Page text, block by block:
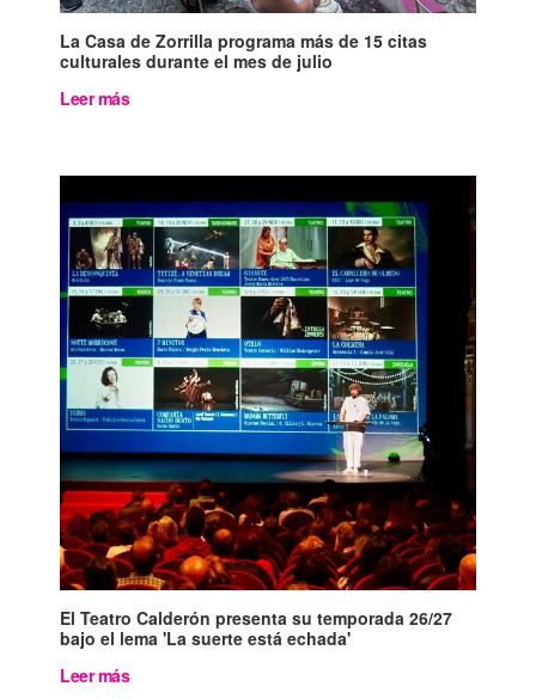
La Casa de Zorrilla programa más de 15 citas
culturales durante el mes de julio
Leer más
El Teatro Calderón presenta su temporada 26/27
bajo el lema 'La suerte está echada'
Leer más